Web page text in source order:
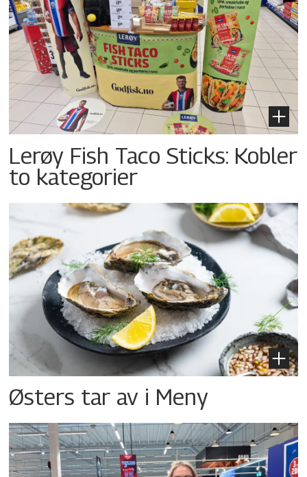
Lerøy Fish Taco Sticks: Kobler
to kategorier
Østers tar av i Meny